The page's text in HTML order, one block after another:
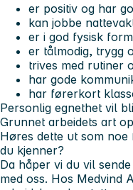
er positiv og har
kan jobbe
er i god fysisk form
er tålmodig, trygg
trives med rutiner
har gode
har førerkort
Personlig egnethet vil
Grunnet arbeidets art
Høres dette ut som
du kjenner?
Da håper vi du vil
med oss. Hos Medvind